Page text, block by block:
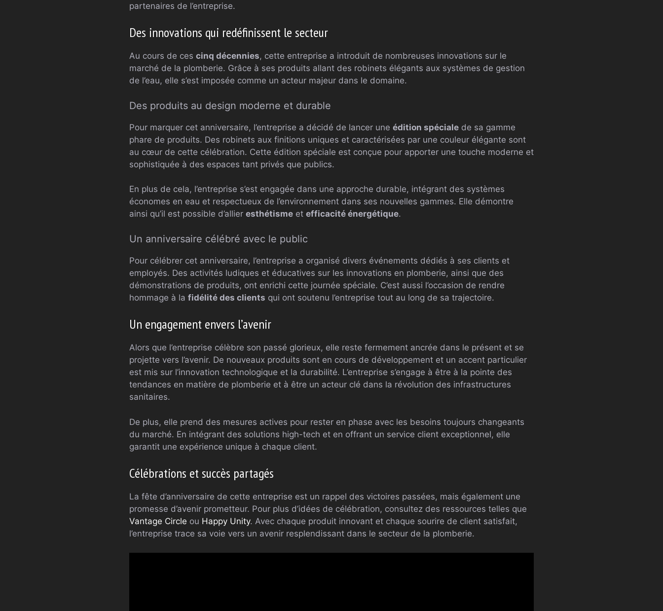
partenaires de l’entreprise.
Des innovations qui redéfinissent le secteur
Au cours de ces cinq décennies, cette entreprise a introduit de nombreuses innovations sur le
marché de la plomberie. Grâce à ses produits allant des robinets élégants aux systèmes de gestion
de l’eau, elle s’est imposée comme un acteur majeur dans le domaine.
Des produits au design moderne et durable
Pour marquer cet anniversaire, l’entreprise a décidé de lancer une édition spéciale de sa gamme
phare de produits. Des robinets aux finitions uniques et caractérisées par une couleur élégante sont
au cœur de cette célébration. Cette édition spéciale est conçue pour apporter une touche moderne et
sophistiquée à des espaces tant privés que publics.
En plus de cela, l’entreprise s’est engagée dans une approche durable, intégrant des systèmes
économes en eau et respectueux de l’environnement dans ses nouvelles gammes. Elle démontre
ainsi qu’il est possible d’allier esthétisme et efficacité énergétique.
Un anniversaire célébré avec le public
Pour célébrer cet anniversaire, l’entreprise a organisé divers événements dédiés à ses clients et
employés. Des activités ludiques et éducatives sur les innovations en plomberie, ainsi que des
démonstrations de produits, ont enrichi cette journée spéciale. C’est aussi l’occasion de rendre
hommage à la fidélité des clients qui ont soutenu l’entreprise tout au long de sa trajectoire.
Un engagement envers l’avenir
Alors que l’entreprise célèbre son passé glorieux, elle reste fermement ancrée dans le présent et se
projette vers l’avenir. De nouveaux produits sont en cours de développement et un accent particulier
est mis sur l’innovation technologique et la durabilité. L’entreprise s’engage à être à la pointe des
tendances en matière de plomberie et à être un acteur clé dans la révolution des infrastructures
sanitaires.
De plus, elle prend des mesures actives pour rester en phase avec les besoins toujours changeants
du marché. En intégrant des solutions high-tech et en offrant un service client exceptionnel, elle
garantit une expérience unique à chaque client.
Célébrations et succès partagés
La fête d’anniversaire de cette entreprise est un rappel des victoires passées, mais également une
promesse d’avenir prometteur. Pour plus d’idées de célébration, consultez des ressources telles que
Vantage Circle ou Happy Unity. Avec chaque produit innovant et chaque sourire de client satisfait,
l’entreprise trace sa voie vers un avenir resplendissant dans le secteur de la plomberie.